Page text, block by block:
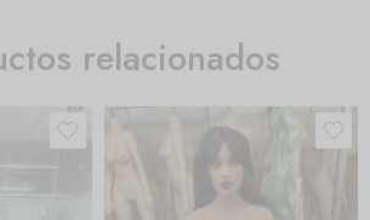
relacionados